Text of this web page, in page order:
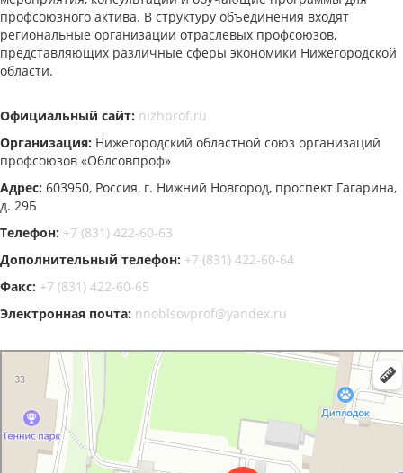
профсоюзного актива. В структуру объединения входят
региональные организации отраслевых профсоюзов,
представляющих различные сферы экономики Нижегородской
области.
Официальный сайт: nizhprof.ru
Организация: Нижегородский областной союз организаций
профсоюзов «Облсовпроф»
Адрес: 603950, Россия, г. Нижний Новгород, проспект Гагарина,
д. 29Б
Телефон: +7 (831) 422-60-63
Дополнительный телефон: +7 (831) 422-60-64
Факс: +7 (831) 422-60-65
Электронная почта: nnoblsovprof@yandex.ru
Нижний Новгород
Проспект Гагарина, 29Б на карте Нижнего Новгорода — Яндекс Карты